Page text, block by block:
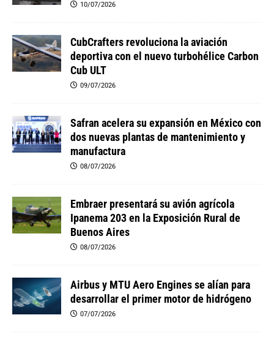
10/07/2026
CubCrafters revoluciona la aviación
deportiva con el nuevo turbohélice Carbon
Cub ULT
09/07/2026
Safran acelera su expansión en México con
dos nuevas plantas de mantenimiento y
manufactura
08/07/2026
Embraer presentará su avión agrícola
Ipanema 203 en la Exposición Rural de
Buenos Aires
08/07/2026
Airbus y MTU Aero Engines se alían para
desarrollar el primer motor de hidrógeno
07/07/2026